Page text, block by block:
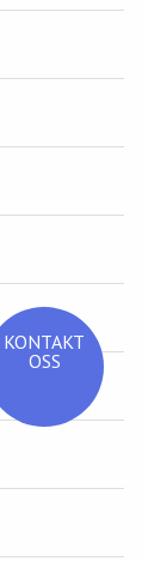
KONTAKT
OSS